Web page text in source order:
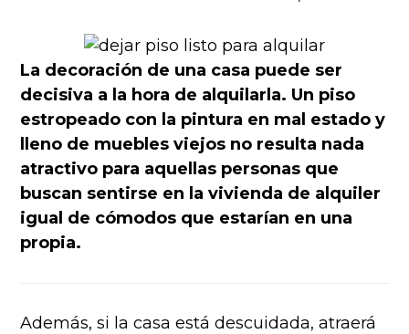
La decoración de una casa puede ser
decisiva a la hora de alquilarla. Un piso
estropeado con la pintura en mal estado y
lleno de muebles viejos no resulta nada
atractivo para aquellas personas que
buscan sentirse en la vivienda de alquiler
igual de cómodos que estarían en una
propia.
Además, si la casa está descuidada, atraerá